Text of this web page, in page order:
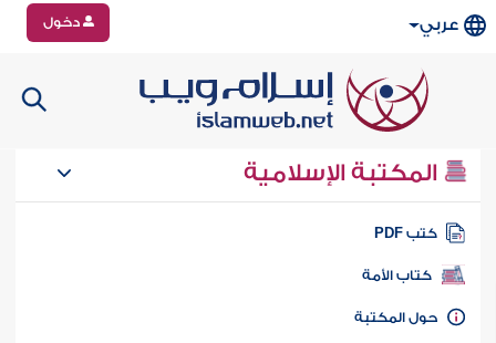
عربي دخول
المكتبة الإسلامية
كتب PDF
كتاب الأمة